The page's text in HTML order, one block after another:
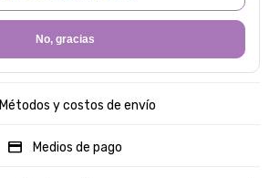
No, gracias
Métodos y costos de envío
Medios de pago